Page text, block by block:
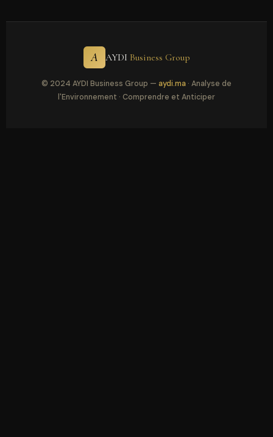
A AYDI Business Group
© 2024 AYDI Business Group — aydi.ma · Analyse de
l'Environnement · Comprendre et Anticiper